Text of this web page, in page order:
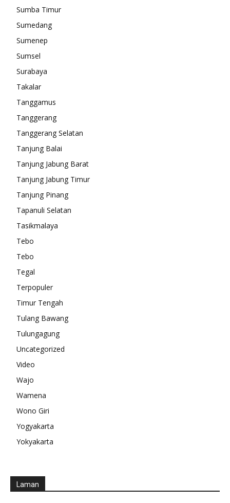
Sumba Timur
Sumedang
Sumenep
Sumsel
Surabaya
Takalar
Tanggamus
Tanggerang
Tanggerang Selatan
Tanjung Balai
Tanjung Jabung Barat
Tanjung Jabung Timur
Tanjung Pinang
Tapanuli Selatan
Tasikmalaya
Tebo
Tebo
Tegal
Terpopuler
Timur Tengah
Tulang Bawang
Tulungagung
Uncategorized
Video
Wajo
Wamena
Wono Giri
Yogyakarta
Yokyakarta
Laman